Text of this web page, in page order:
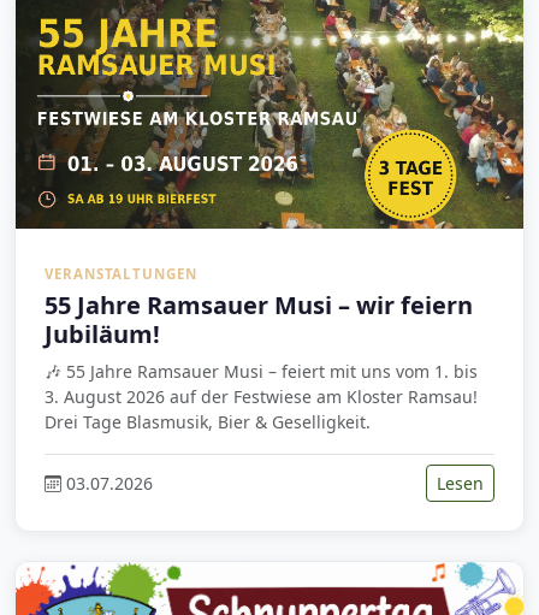
VERANSTALTUNGEN
55 Jahre Ramsauer Musi – wir feiern
Jubiläum!
🎶 55 Jahre Ramsauer Musi – feiert mit uns vom 1. bis
3. August 2026 auf der Festwiese am Kloster Ramsau!
Drei Tage Blasmusik, Bier & Geselligkeit.
03.07.2026 Lesen